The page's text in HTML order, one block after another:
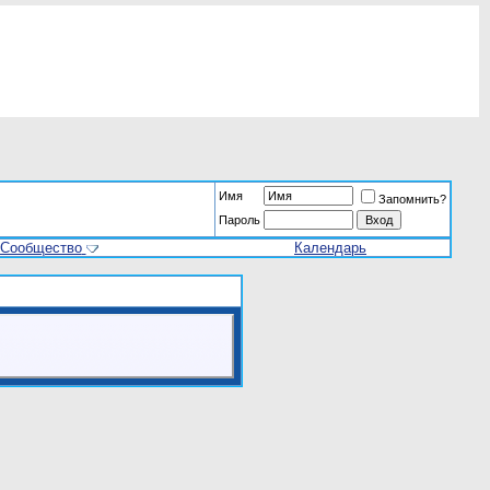
Имя
Запомнить?
Пароль
Сообщество Календарь